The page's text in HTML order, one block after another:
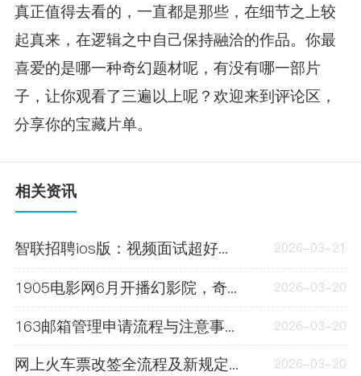
真正值得去看的，一直都是那些，在细节之上较
起真来，在逻辑之中自己保持融洽的作品。你最
喜爱的是哪一种奇幻题材呢，有没有哪一部片
子，让你观看了三遍以上呢？欢迎来到评论区，
分享你的宝藏片单。
相关资讯
智联招聘ios版：视频面试超好用，还有这些便捷操作你知道吗？ 2026-03-21
1905电影网6月开播幻影院，奇幻影片扎堆，会员专享直播来袭 2026-03-20
163邮箱管理申请流程与注意事项，附账号注册指南 2026-03-20
网上火车票改签全流程及新规定，一文带你搞清楚 2026-03-20